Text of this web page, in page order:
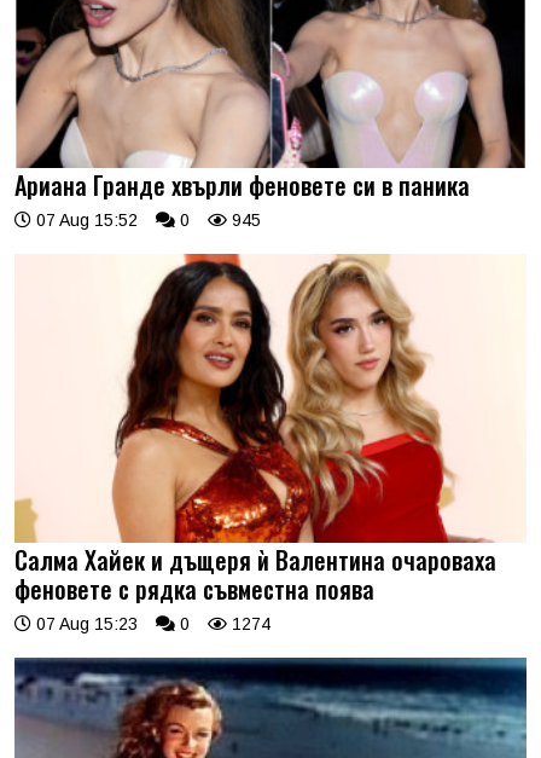
Ариана Гранде хвърли феновете си в паника
07 Aug 15:52 0 945
Салма Хайек и дъщеря ѝ Валентина очароваха
феновете с рядка съвместна поява
07 Aug 15:23 0 1274